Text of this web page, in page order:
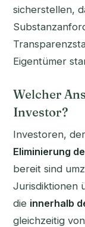
sicherstellen,
Eigentümer
Welcher
Investor?
Investoren,
Eliminierung
bereit sind
Jurisdiktionen
die innerhalb
gleichzeitig